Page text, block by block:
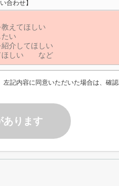
合わせ】
左記内容に同意いただいた場合は、確
あります